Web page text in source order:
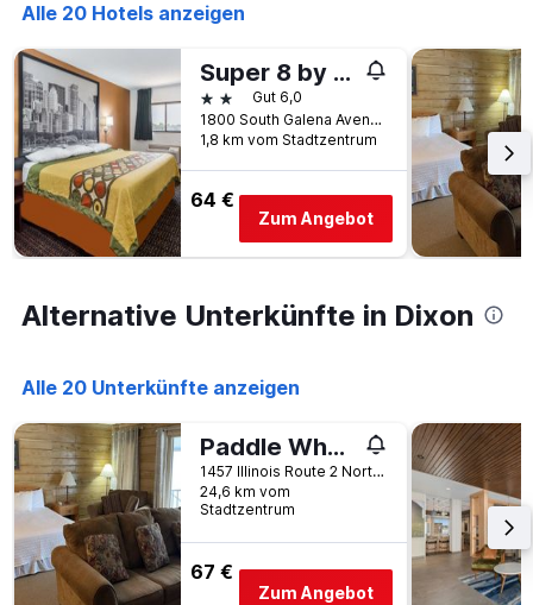
anzeigt.
Diagramm
hat
1
Y-
Achse,
die
den
durchschnittlichen
Zimmerpreis
anzeigt.
Alle 20 Hotels anzeigen
Super 8 by Wyndham Dixon
2 SterneGut 6,0
1800 South Galena Avenue, Dixon, IL, USA
1,8 km vom Stadtzentrum
64 €
Zum Angebot
Alternative Unterkünfte in Dixon
Alle 20 Unterkünfte anzeigen
Paddle Wheel Inn
1457 Illinois Route 2 North, Dixon, IL, USA
24,6 km vom
Stadtzentrum
67 €
Zum Angebot